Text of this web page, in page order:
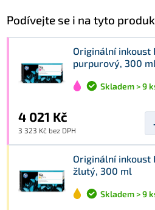
Podívejte se i na tyto
Originální inkoust
purpurový, 300
Skladem > 9
4 021 Kč
3 323 Kč bez DPH
Originální inkoust
žlutý, 300 ml
Skladem > 9